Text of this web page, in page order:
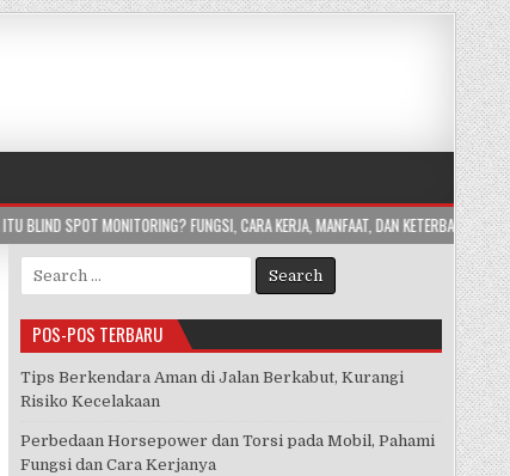
FUNGSI, CARA KERJA, MANFAAT, DAN KETERBATASANNYA 2026-07-24
Search
for:
POS-POS TERBARU
Tips Berkendara Aman di Jalan Berkabut, Kurangi
Risiko Kecelakaan
Perbedaan Horsepower dan Torsi pada Mobil, Pahami
Fungsi dan Cara Kerjanya